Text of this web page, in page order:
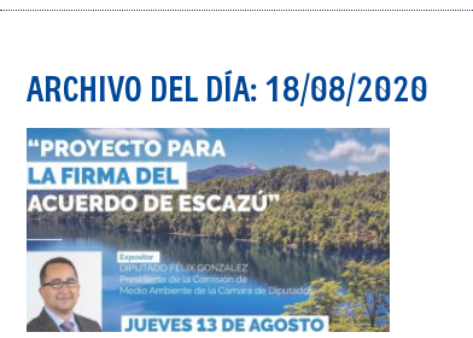
ARCHIVO DEL DÍA: 18/08/2020